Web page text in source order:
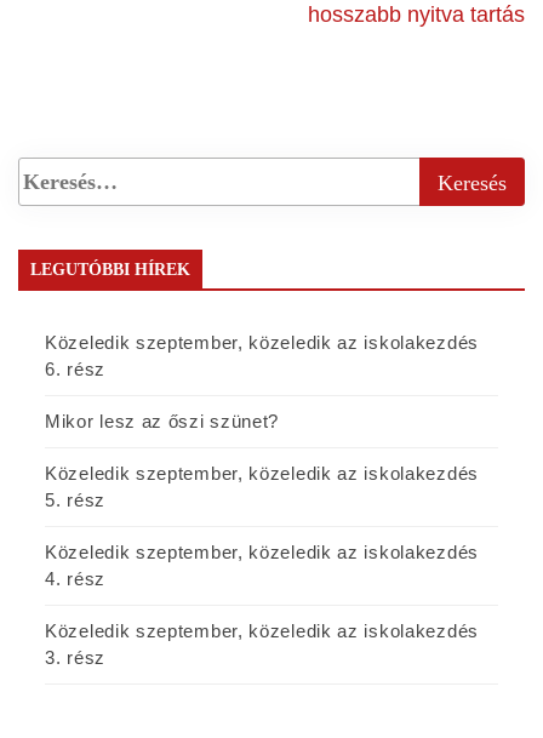
hosszabb nyitva tartás
LEGUTÓBBI HÍREK
Közeledik szeptember, közeledik az iskolakezdés
6. rész
Mikor lesz az őszi szünet?
Közeledik szeptember, közeledik az iskolakezdés
5. rész
Közeledik szeptember, közeledik az iskolakezdés
4. rész
Közeledik szeptember, közeledik az iskolakezdés
3. rész